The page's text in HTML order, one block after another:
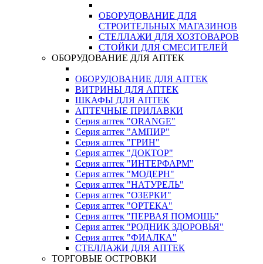
ОБОРУДОВАНИЕ ДЛЯ
СТРОИТЕЛЬНЫХ МАГАЗИНОВ
СТЕЛЛАЖИ ДЛЯ ХОЗТОВАРОВ
СТОЙКИ ДЛЯ СМЕСИТЕЛЕЙ
ОБОРУДОВАНИЕ ДЛЯ АПТЕК
ОБОРУДОВАНИЕ ДЛЯ АПТЕК
ВИТРИНЫ ДЛЯ АПТЕК
ШКАФЫ ДЛЯ АПТЕК
АПТЕЧНЫЕ ПРИЛАВКИ
Серия аптек "ORANGE"
Серия аптек "АМПИР"
Серия аптек "ГРИН"
Серия аптек "ДОКТОР"
Серия аптек "ИНТЕРФАРМ"
Серия аптек "МОДЕРН"
Серия аптек "НАТУРЕЛЬ"
Серия аптек "ОЗЕРКИ"
Серия аптек "ОРТЕКА"
Серия аптек "ПЕРВАЯ ПОМОЩЬ"
Серия аптек "РОДНИК ЗДОРОВЬЯ"
Серия аптек "ФИАЛКА"
СТЕЛЛАЖИ ДЛЯ АПТЕК
ТОРГОВЫЕ ОСТРОВКИ